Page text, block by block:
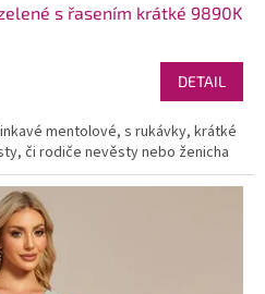
s řasením krátké 9890K
DETAIL
mentolové, s rukávky, krátké
či rodiče nevěsty nebo ženicha